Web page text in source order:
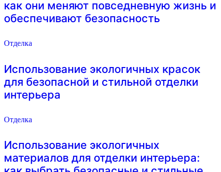
как они меняют повседневную жизнь и
обеспечивают безопасность
Отделка
Использование экологичных красок
для безопасной и стильной отделки
интерьера
Отделка
Использование экологичных
материалов для отделки интерьера: